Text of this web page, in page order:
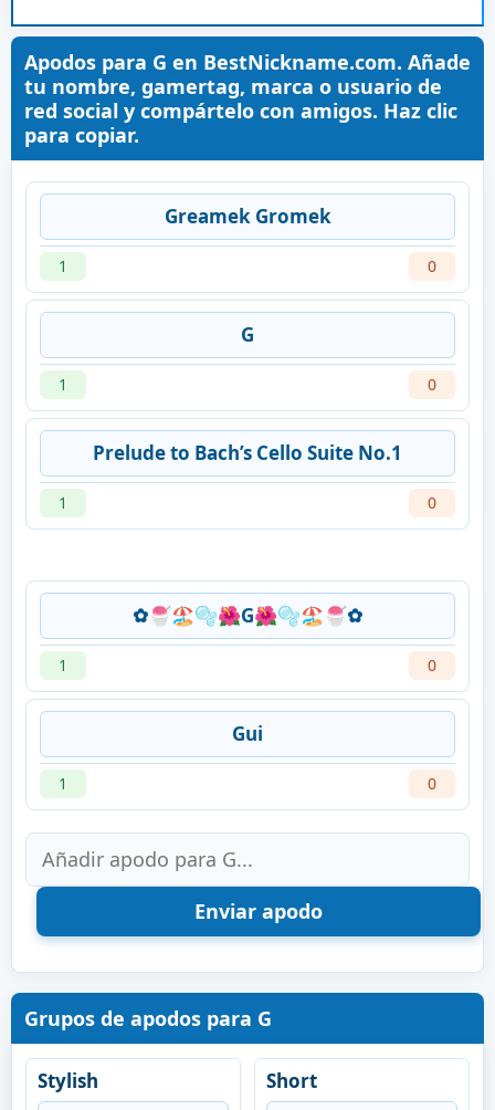
Apodos para G en BestNickname.com. Añade
tu nombre, gamertag, marca o usuario de
red social y compártelo con amigos. Haz clic
para copiar.
Greamek Gromek
1 0
G
1 0
Prelude to Bach’s Cello Suite No.1
1 0
✿🍧🏖️🫧🌺G🌺🫧🏖️🍧✿⁠
1 0
Gui
1 0
Grupos de apodos para G
Stylish Short